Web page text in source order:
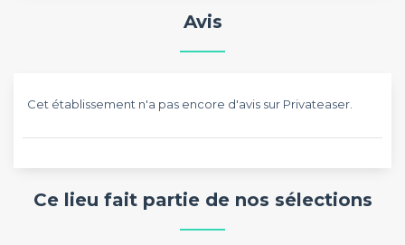
Avis
Cet établissement n'a pas encore d'avis sur Privateaser.
Ce lieu fait partie de nos sélections